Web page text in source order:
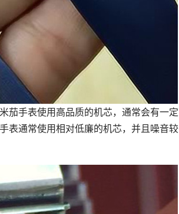
茄手表使用高品质的机芯，通常会有一定
表通常使用相对低廉的机芯，并且噪音较